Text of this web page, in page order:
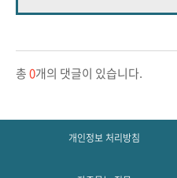
총 0개의 댓글이 있습니다.
개인정보 처리방침